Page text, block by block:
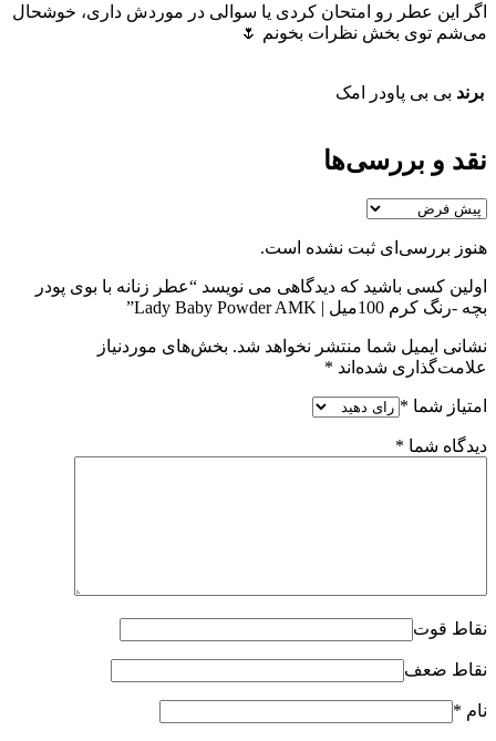
اگر این عطر رو امتحان کردی یا سوالی در موردش داری، خوشحال
می‌شم توی بخش نظرات بخونم 🌷
برند بی بی پاودر امک
نقد و بررسی‌ها
هنوز بررسی‌ای ثبت نشده است.
اولین کسی باشید که دیدگاهی می نویسد “عطر زنانه با بوی پودر
بچه -رنگ کرم 100میل | Lady Baby Powder AMK”
نشانی ایمیل شما منتشر نخواهد شد. بخش‌های موردنیاز
علامت‌گذاری شده‌اند *
امتیاز شما *
دیدگاه شما *
نقاط قوت
نقاط ضعف
نام *